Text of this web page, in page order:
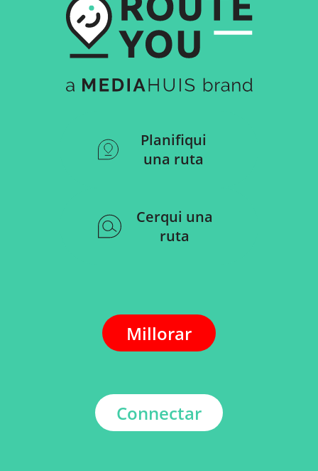
Planifiqui
una ruta
Cerqui una
ruta
Millorar
Connectar